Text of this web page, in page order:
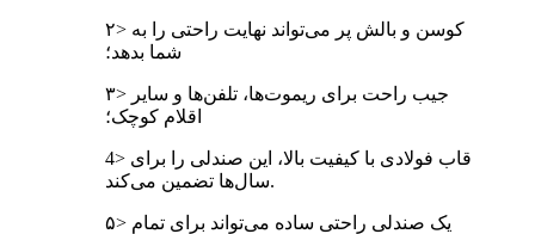
۲> کوسن و بالش پر می‌تواند نهایت راحتی را به
شما بدهد؛
۳> جیب راحت برای ریموت‌ها، تلفن‌ها و سایر
اقلام کوچک؛
4> قاب فولادی با کیفیت بالا، این صندلی را برای
سال‌ها تضمین می‌کند.
۵> یک صندلی راحتی ساده می‌تواند برای تمام